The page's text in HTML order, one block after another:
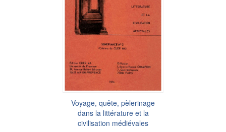
Voyage, quête, pèlerinage
dans la littérature et la
civilisation médiévales